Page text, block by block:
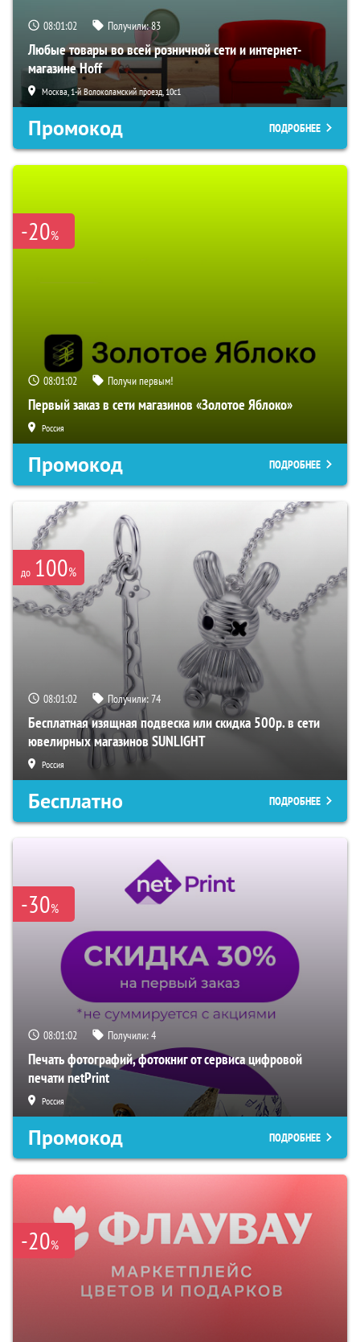
08:01:02 Получили:83
Любые товары во всей розничной сети и интернет-
магазине Hoff
Москва, 1-й Волоколамский проезд, 10с1
Промокод ПОДРОБНЕЕ
-20%
08:01:02 Получи первым!
Первый заказ в сети магазинов «Золотое Яблоко»
Россия
Промокод ПОДРОБНЕЕ
до 100%
08:01:02 Получили:74
Бесплатная изящная подвеска или скидка 500р. в сети
ювелирных магазинов SUNLIGHT
Россия
Бесплатно ПОДРОБНЕЕ
-30%
08:01:02 Получили:4
Печать фотографий, фотокниг от сервиса цифровой
печати netPrint
Россия
Промокод ПОДРОБНЕЕ
-20%